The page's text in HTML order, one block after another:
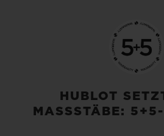
HUBLOT
MASSSTÄBE: